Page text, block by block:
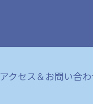
アクセス＆お問い合